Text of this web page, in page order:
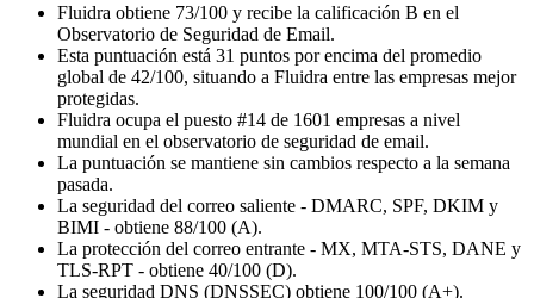
Fluidra obtiene 73/100 y recibe la calificación B en el
Observatorio de Seguridad de Email.
Esta puntuación está 31 puntos por encima del promedio
global de 42/100, situando a Fluidra entre las empresas mejor
protegidas.
Fluidra ocupa el puesto #14 de 1601 empresas a nivel
mundial en el observatorio de seguridad de email.
La puntuación se mantiene sin cambios respecto a la semana
pasada.
La seguridad del correo saliente - DMARC, SPF, DKIM y
BIMI - obtiene 88/100 (A).
La protección del correo entrante - MX, MTA-STS, DANE y
TLS-RPT - obtiene 40/100 (D).
La seguridad DNS (DNSSEC) obtiene 100/100 (A+).